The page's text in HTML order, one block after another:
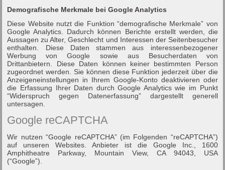
Demografische Merkmale bei Google Analytics
Diese Website nutzt die Funktion “demografische Merkmale” von
Google Analytics. Dadurch können Berichte erstellt werden, die
Aussagen zu Alter, Geschlecht und Interessen der Seitenbesucher
enthalten. Diese Daten stammen aus interessenbezogener
Werbung von Google sowie aus Besucherdaten von
Drittanbietern. Diese Daten können keiner bestimmten Person
zugeordnet werden. Sie können diese Funktion jederzeit über die
Anzeigeneinstellungen in Ihrem Google-Konto deaktivieren oder
die Erfassung Ihrer Daten durch Google Analytics wie im Punkt
“Widerspruch gegen Datenerfassung” dargestellt generell
untersagen.
Google reCAPTCHA
Wir nutzen “Google reCAPTCHA” (im Folgenden “reCAPTCHA”)
auf unseren Websites. Anbieter ist die Google Inc., 1600
Amphitheatre Parkway, Mountain View, CA 94043, USA
(“Google”).